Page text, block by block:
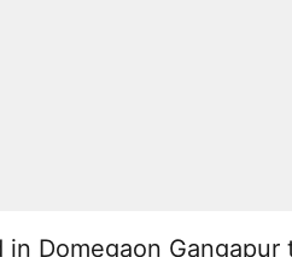
Domegaon Gangapur